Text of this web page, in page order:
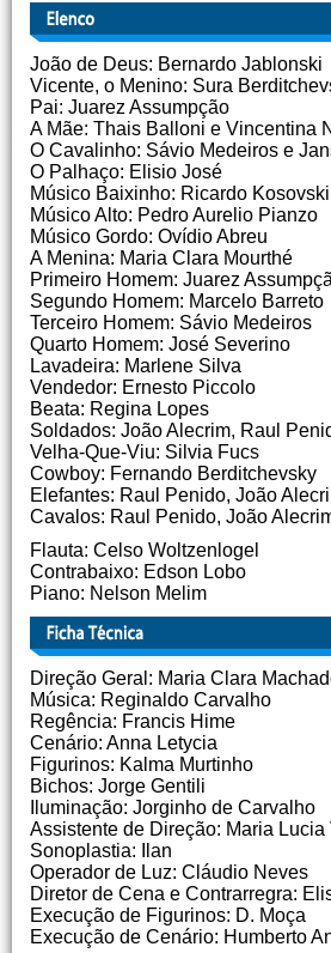
João de Deus: Bernardo Jablonski
Vicente, o Menino: Sura
Pai: Juarez Assumpção
A Mãe: Thais Balloni e Vincentina
O Cavalinho: Sávio Medeiros e
O Palhaço: Elisio José
Músico Baixinho: Ricardo Kosovski
Músico Alto: Pedro Aurelio Pianzo
Músico Gordo: Ovídio Abreu
A Menina: Maria Clara Mourthé
Primeiro Homem: Juarez
Segundo Homem: Marcelo Barreto
Terceiro Homem: Sávio Medeiros
Quarto Homem: José Severino
Lavadeira: Marlene Silva
Vendedor: Ernesto Piccolo
Beata: Regina Lopes
Soldados: João Alecrim, Raul
Velha-Que-Viu: Silvia Fucs
Cowboy: Fernando Berditchevsky
Elefantes: Raul Penido, João
Cavalos: Raul Penido, João
Flauta: Celso Woltzenlogel
Contrabaixo: Edson Lobo
Piano: Nelson Melim
Direção Geral: Maria Clara
Música: Reginaldo Carvalho
Regência: Francis Hime
Cenário: Anna Letycia
Figurinos: Kalma Murtinho
Bichos: Jorge Gentili
Iluminação: Jorginho de Carvalho
Assistente de Direção: Maria Lucia
Sonoplastia: Ilan
Operador de Luz: Cláudio Neves
Diretor de Cena e Contrarregra:
Execução de Figurinos: D. Moça
Execução de Cenário: Humberto